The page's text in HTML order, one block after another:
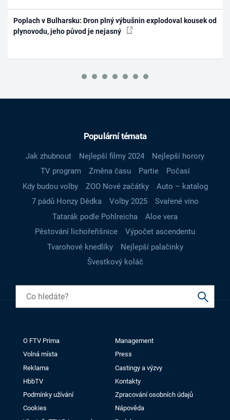
Poplach v Bulharsku: Dron plný výbušnin explodoval kousek od
plynovodu, jeho původ je nejasný
Populární témata
Jak zhubnout Nejlepší filmy 2024
Nejlepší horory
TV program
Změna času Partie
Počasí
Kdy budou volby
ZOO Nové začátky
Auto – katalog
7 pádů Honzy Dědka
Volby 2025
Svařené víno
Tatarák podle Pohlreicha
Aloe vera
Pěstování lichořeřišnice
Výpočet ascendentu
Tvarohové knedlíky
Nejlepší palačinky
Švestkový koláč
O FTV Prima
Management
Volná místa
Press
Reklama
Castingy a výzvy
HbbTV
Kontakty
Podmínky užívání
Zpracování osobních údajů
Cookies
Nápověda